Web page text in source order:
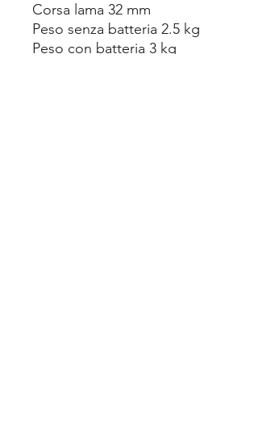
Corsa lama 32 mm
Peso senza batteria 2.5 kg
Peso con batteria 3 kg